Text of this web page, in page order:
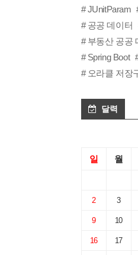
JUnitParam
공공 데이터
부동산 공공
Spring Boot
오라클 저장
달력
일 월
2 3
9 10
16 17